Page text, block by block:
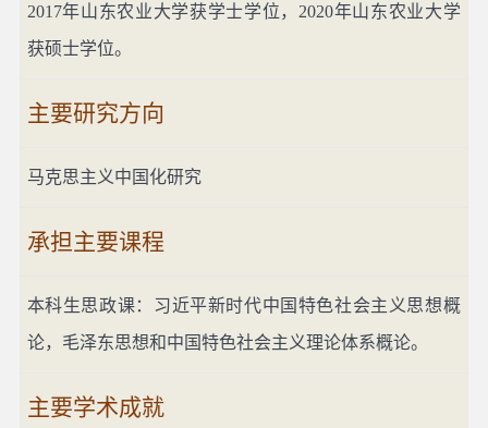
2017年山东农业大学获学士学位， 2020年山东农业大学
获硕士学位。
主要研究方向
马克思主义中国化研究
承担主要课程
本科生思政课：习近平新时代中国特色社会主义思想概
论，毛泽东思想和中国特色社会主义理论体系概论。
主要学术成就